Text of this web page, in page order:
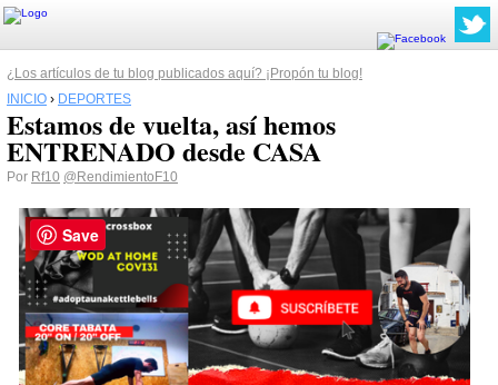
¿Los artículos de tu blog publicados aquí? ¡Propón tu blog!
INICIO › DEPORTES
Estamos de vuelta, así hemos
ENTRENADO desde CASA
Por Rf10 @RendimientoF10
Save